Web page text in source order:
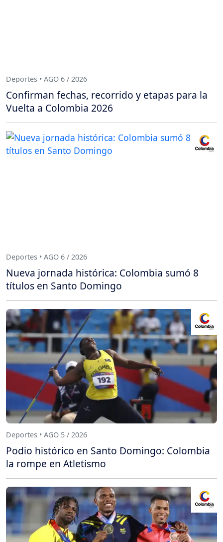
Deportes • AGO 6 / 2026
Confirman fechas, recorrido y etapas para la
Vuelta a Colombia 2026
Deportes • AGO 6 / 2026
Nueva jornada histórica: Colombia sumó 8
títulos en Santo Domingo
Deportes • AGO 5 / 2026
Podio histórico en Santo Domingo: Colombia
la rompe en Atletismo